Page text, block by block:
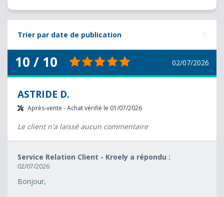
Trier par date de publication
10 / 10 02/07/2026
ASTRIDE D.
Après-vente - Achat vérifié le 01/07/2026
Le client n'a laissé aucun commentaire
Service Relation Client - Kroely a répondu :
02/07/2026
Bonjour,